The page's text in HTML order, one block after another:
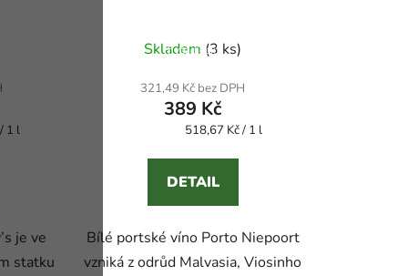
1 l
je ve
statku
hvězdiček.
Skladem (3 ks)
321,49 Kč bez DPH
389 Kč
518,67 Kč / 1 l
DETAIL
Bílé portské víno Porto Niepoort
vzniká z odrůd Malvasia, Viosinho